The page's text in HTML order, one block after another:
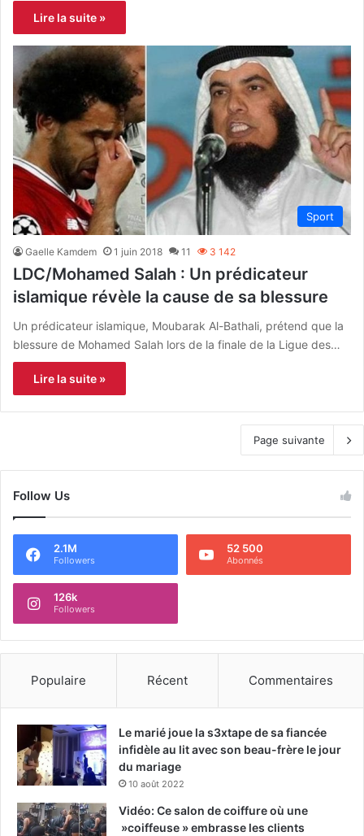
Lire la suite »
Sport
Gaelle Kamdem 1 juin 2018 11 3 142
LDC/Mohamed Salah : Un prédicateur
islamique révèle la cause de sa blessure
Un prédicateur islamique, Moubarak Al-Bathali, prétend que la
blessure de Mohamed Salah lors de la finale de la Ligue des…
Lire la suite »
Page suivante
Follow Us
2.1M
Followers
52 500
Abonnés
126k
Followers
Populaire Récent Commentaires
Le marié joue la s3xtape de sa fiancée
infidèle au lit avec son beau-frère le jour
du mariage
10 août 2022
Vidéo: Ce salon de coiffure où une
»coiffeuse » embrasse les clients